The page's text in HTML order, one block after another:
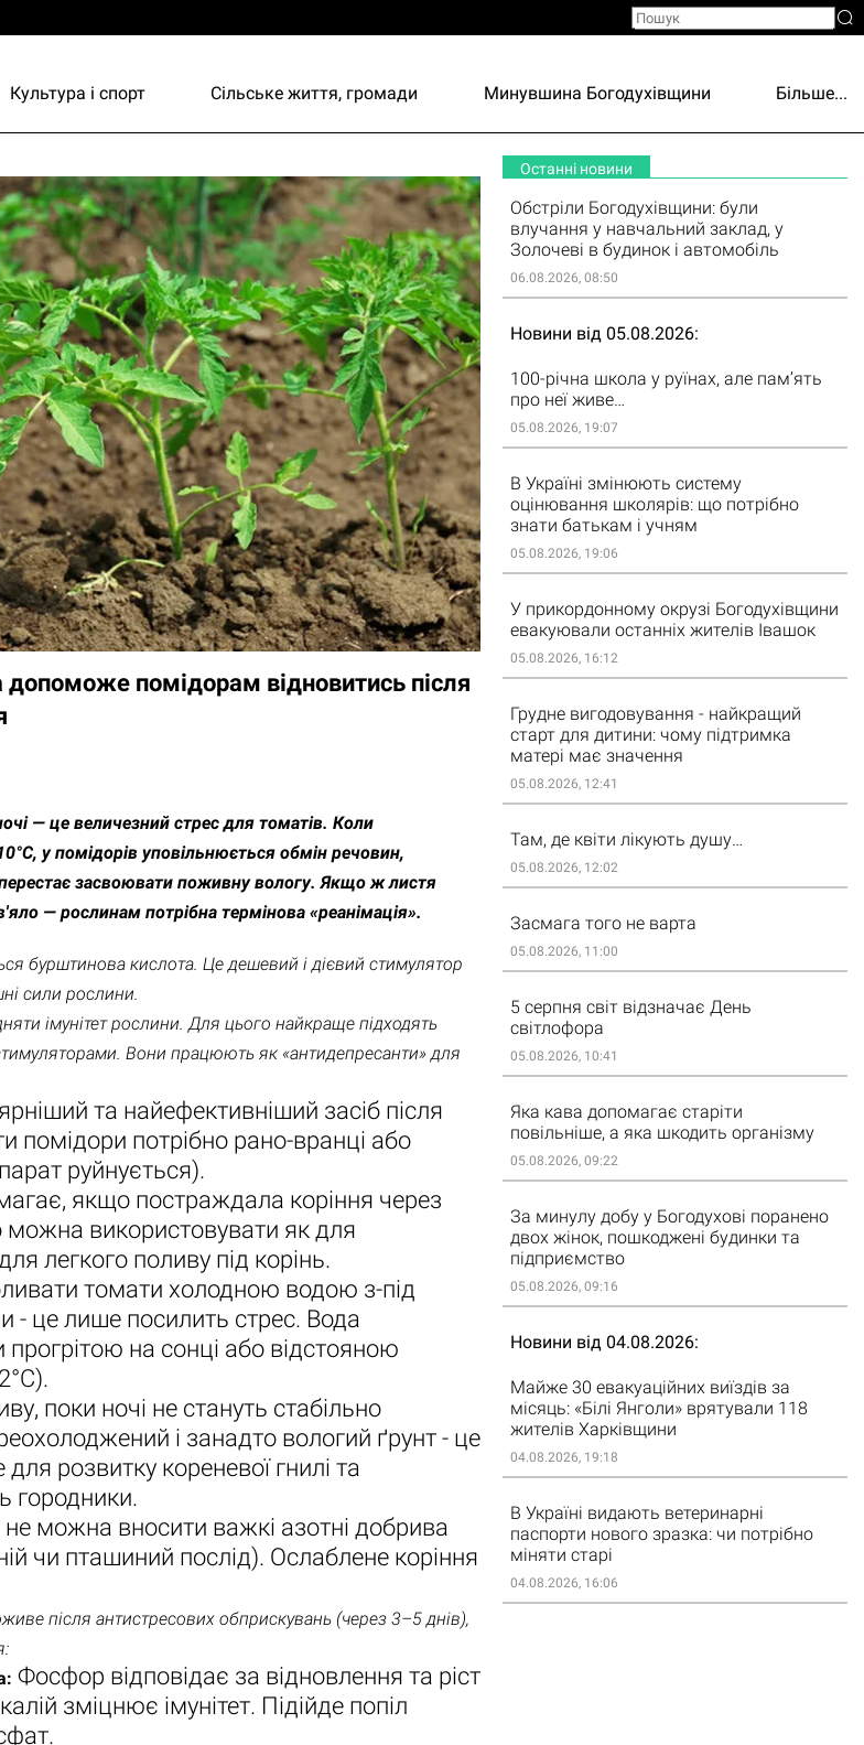
Культура і спорт Сільське життя, громади Минувшина Богодухівщини Більше...
помідорам відновитись після
— це величезний стрес для томатів. Коли
у помідорів уповільнюється обмін речовин,
перестає засвоювати поживну вологу. Якщо ж листя
— рослинам потрібна термінова «реанімація».
бурштинова кислота. Це дешевий і дієвий стимулятор
сили рослини.
імунітет рослини. Для цього найкраще підходять
Вони працюють як «антидепресанти» для
та найефективніший засіб після
помідори потрібно рано-вранці або
руйнується).
якщо постраждала коріння через
можна використовувати як для
легкого поливу під корінь.
томати холодною водою з-під
- це лише посилить стрес. Вода
на сонці або відстояною
поки ночі не стануть стабільно
і занадто вологий ґрунт - це
розвитку кореневої гнилі та
городники.
не можна вносити важкі азотні добрива
чи пташиний послід). Ослаблене коріння
антистресових обприскувань (через 3–5 днів),
Фосфор відповідає за відновлення та ріст
зміцнює імунітет. Підійде попіл
Останні новини
Обстріли Богодухівщини: були
влучання у навчальний заклад, у
Золочеві в будинок і автомобіль
06.08.2026, 08:50
Новини від 05.08.2026
100-річна школа у руїнах, але пам’ять
про неї живе…
05.08.2026, 19:07
В Україні змінюють систему
оцінювання школярів: що потрібно
знати батькам і учням
05.08.2026, 19:06
У прикордонному окрузі Богодухівщини
евакуювали останніх жителів Івашок
05.08.2026, 16:12
Грудне вигодовування - найкращий
старт для дитини: чому підтримка
матері має значення
05.08.2026, 12:41
Там, де квіти лікують душу…
05.08.2026, 12:02
Засмага того не варта
05.08.2026, 11:00
5 серпня світ відзначає День
світлофора
05.08.2026, 10:41
Яка кава допомагає старіти
повільніше, а яка шкодить організму
05.08.2026, 09:22
За минулу добу у Богодухові поранено
двох жінок, пошкоджені будинки та
підприємство
05.08.2026, 09:16
Новини від 04.08.2026
Майже 30 евакуаційних виїздів за
місяць: «Білі Янголи» врятували 118
жителів Харківщини
04.08.2026, 19:18
В Україні видають ветеринарні
паспорти нового зразка: чи потрібно
міняти старі
04.08.2026, 16:06